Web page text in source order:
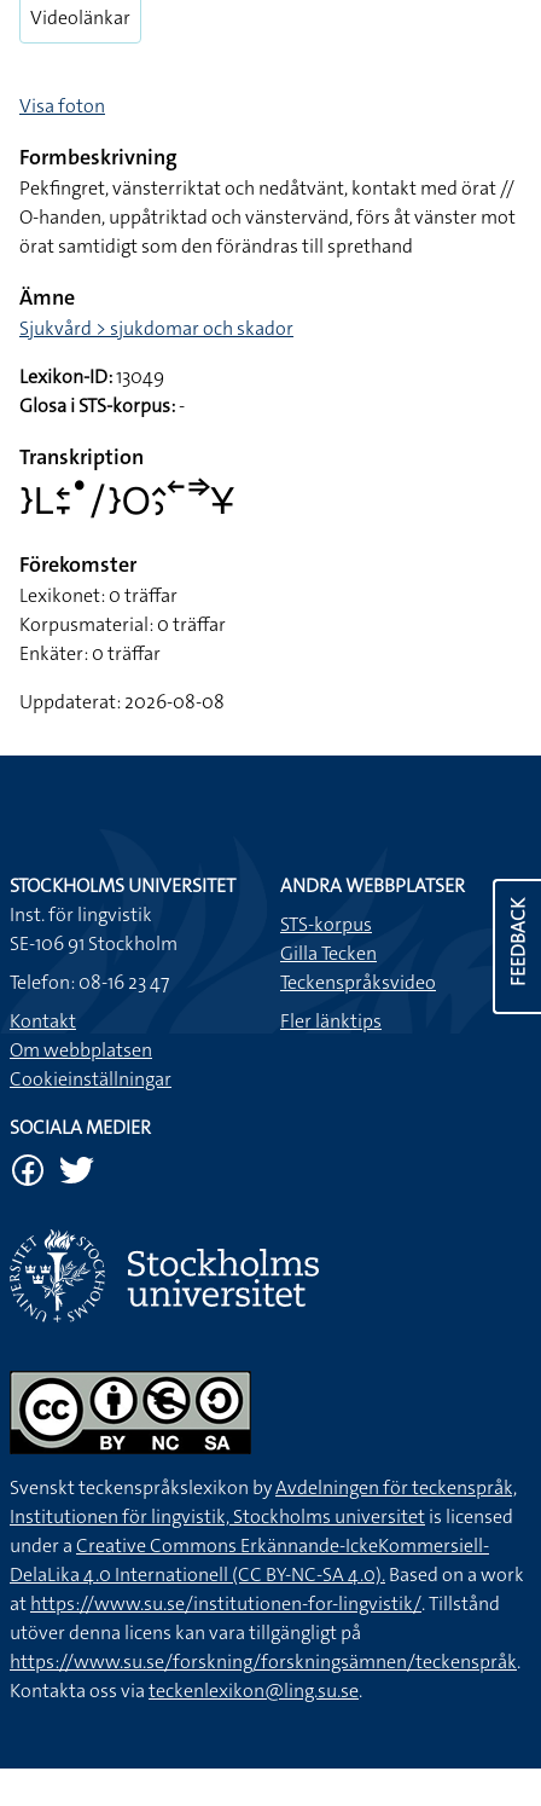
Videolänkar
Visa foton
Formbeskrivning
Pekfingret, vänsterriktat och nedåtvänt, kontakt med örat //
O-handen, uppåtriktad och vänstervänd, förs åt vänster mot
örat samtidigt som den förändras till sprethand
Ämne
Sjukvård > sjukdomar och skador
Lexikon-ID:13049
Glosa i STS-korpus:-
Transkription
􌤇􌥈􌥓􌥙􌤟􌥠􌤇􌥆􌤵􌤶􌥢􌦆􌥃
Förekomster
Lexikonet: 0 träffar
Korpusmaterial: 0 träffar
Enkäter: 0 träffar
Uppdaterat: 2026-08-08
FEEDBACK
STOCKHOLMS UNIVERSITET
Inst. för lingvistik
SE-106 91 Stockholm
Telefon: 08-16 23 47
Kontakt
Om webbplatsen
Cookieinställningar
ANDRA WEBBPLATSER
STS-korpus
Gilla Tecken
Teckenspråksvideo
Fler länktips
SOCIALA MEDIER
Svenskt teckenspråkslexikon byAvdelningen för teckenspråk,
Institutionen för lingvistik, Stockholms universitetis licensed
under aCreative Commons Erkännande-IckeKommersiell-
DelaLika 4.0 Internationell (CC BY-NC-SA 4.0).Based on a work
athttps://www.su.se/institutionen-for-lingvistik/. Tillstånd
utöver denna licens kan vara tillgängligt på
https://www.su.se/forskning/forskningsämnen/teckenspråk.
Kontakta oss viateckenlexikon@ling.su.se.